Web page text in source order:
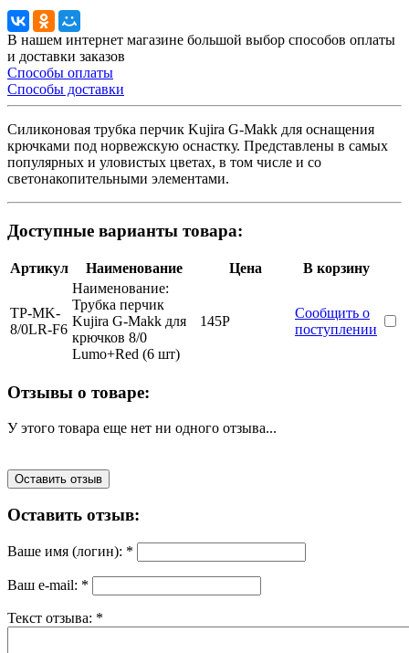
В нашем интернет магазине большой выбор способов оплаты
и доставки заказов
Способы оплаты
Способы доставки
Силиконовая трубка перчик Kujira G-Makk для оснащения
крючками под норвежскую оснастку. Представлены в самых
популярных и уловистых цветах, в том числе и со
светонакопительными элементами.
Доступные варианты товара:
Артикул Наименование Цена В корзину
TP-MK-
8/0LR-F6
Наименование:
Трубка перчик
Kujira G-Makk для
крючков 8/0
Lumo+Red (6 шт)
145Р
Сообщить о
поступлении
Отзывы о товаре:
У этого товара еще нет ни одного отзыва...
Оставить отзыв
Оставить отзыв:
Ваше имя (логин): *
Ваш e-mail: *
Текст отзыва: *